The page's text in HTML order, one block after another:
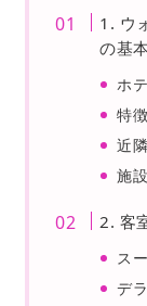
1. ウ
の基
ホ
特
近
施
2. 客
ス
デ